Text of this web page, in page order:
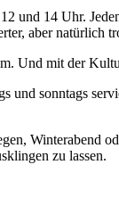
und 14 Uhr.
aber natürlich
Und mit der
und sonntags
Winterabend
zu lassen.